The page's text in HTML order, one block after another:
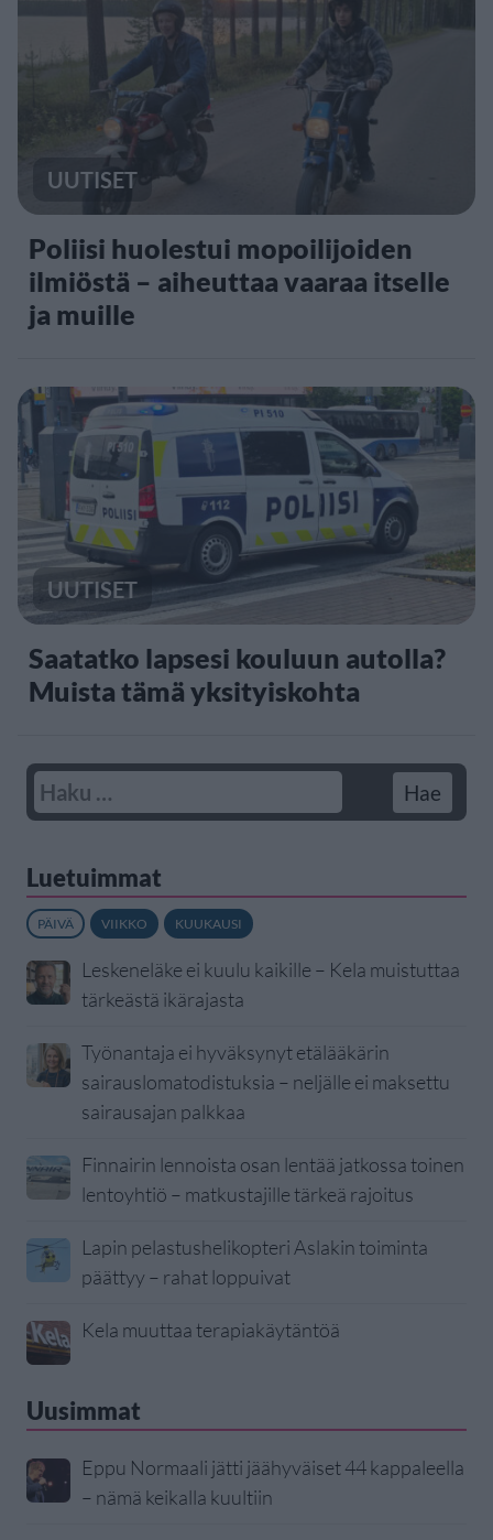
UUTISET
Poliisi huolestui mopoilijoiden
ilmiöstä – aiheuttaa vaaraa itselle
ja muille
UUTISET
Saatatko lapsesi kouluun autolla?
Muista tämä yksityiskohta
Luetuimmat
PÄIVÄ VIIKKO KUUKAUSI
Leskeneläke ei kuulu kaikille – Kela muistuttaa
tärkeästä ikärajasta
Työnantaja ei hyväksynyt etälääkärin
sairauslomatodistuksia – neljälle ei maksettu
sairausajan palkkaa
Finnairin lennoista osan lentää jatkossa toinen
lentoyhtiö – matkustajille tärkeä rajoitus
Lapin pelastushelikopteri Aslakin toiminta
päättyy – rahat loppuivat
Kela muuttaa terapiakäytäntöä
Uusimmat
Eppu Normaali jätti jäähyväiset 44 kappaleella
– nämä keikalla kuultiin